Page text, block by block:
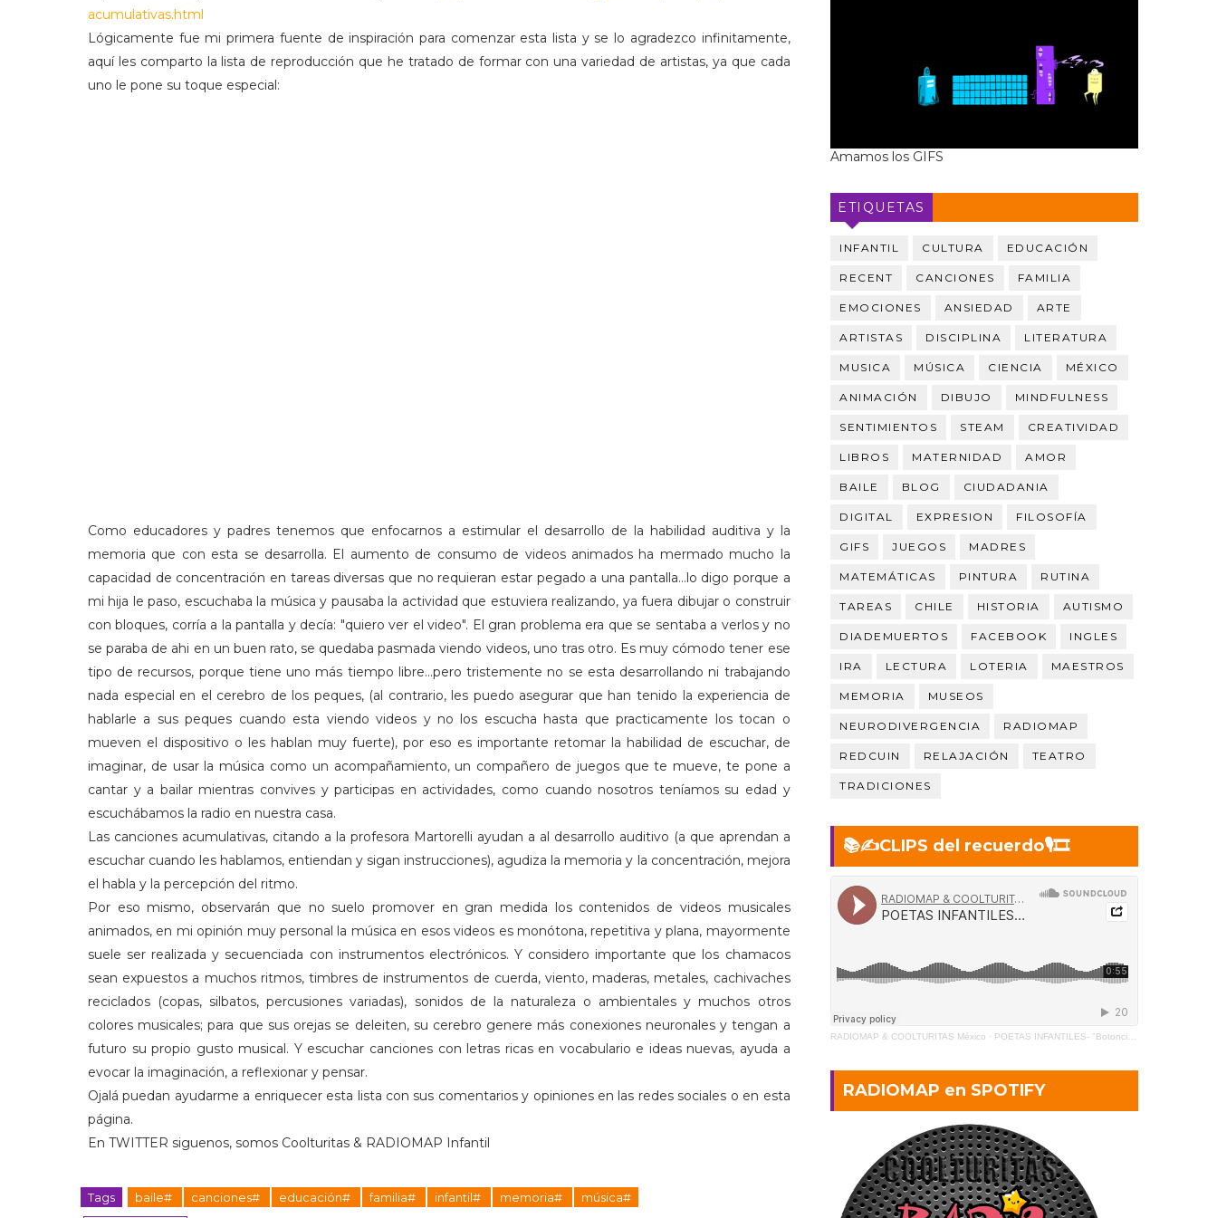
acumulativas.html
Lógicamente fue mi primera fuente de inspiración para comenzar esta lista y se lo agradezco infinitamente,
aquí les comparto la lista de reproducción que he tratado de formar con una variedad de artistas, ya que cada
uno le pone su toque especial:
Como educadores y padres tenemos que enfocarnos a estimular el desarrollo de la habilidad auditiva y la
memoria que con esta se desarrolla. El aumento de consumo de videos animados ha mermado mucho la
capacidad de concentración en tareas diversas que no requieran estar pegado a una pantalla...lo digo porque a
mi hija le paso, escuchaba la música y pausaba la actividad que estuviera realizando, ya fuera dibujar o construir
con bloques, corría a la pantalla y decía: "quiero ver el video". El gran problema era que se sentaba a verlos y no
se paraba de ahi en un buen rato, se quedaba pasmada viendo videos, uno tras otro. Es muy cómodo tener ese
tipo de recursos, porque tiene uno más tiempo libre...pero tristemente no se esta desarrollando ni trabajando
nada especial en el cerebro de los peques, (al contrario, les puedo asegurar que han tenido la experiencia de
hablarle a sus peques cuando esta viendo videos y no los escucha hasta que practicamente los tocan o
mueven el dispositivo o les hablan muy fuerte), por eso es importante retomar la habilidad de escuchar, de
imaginar, de usar la música como un acompañamiento, un compañero de juegos que te mueve, te pone a
cantar y a bailar mientras convives y participas en actividades, como cuando nosotros teníamos su edad y
escuchábamos la radio en nuestra casa.
Las canciones acumulativas, citando a la profesora Martorelli ayudan a al desarrollo auditivo (a que aprendan a
escuchar cuando les hablamos, entiendan y sigan instrucciones), agudiza la memoria y la concentración, mejora
el habla y la percepción del ritmo.
Por eso mismo, observarán que no suelo promover en gran medida los contenidos de videos musicales
animados, en mi opinión muy personal la música en esos videos es monótona, repetitiva y plana, mayormente
suele ser realizada y secuenciada con instrumentos electrónicos. Y considero importante que los chamacos
sean expuestos a muchos ritmos, timbres de instrumentos de cuerda, viento, maderas, metales, cachivaches
reciclados (copas, silbatos, percusiones variadas), sonidos de la naturaleza o ambientales y muchos otros
colores musicales; para que sus orejas se deleiten, su cerebro genere más conexiones neuronales y tengan a
futuro su propio gusto musical. Y escuchar canciones con letras ricas en vocabulario e ideas nuevas, ayuda a
evocar la imaginación, a reflexionar y pensar.
Ojalá puedan ayudarme a enriquecer esta lista con sus comentarios y opiniones en las redes sociales o en esta
página.
En TWITTER siguenos, somos Coolturitas & RADIOMAP Infantil
Tags baile# canciones# educación# familia# infantil# memoria# música#
Amamos los GIFS
ETIQUETAS
INFANTIL CULTURA EDUCACIÓN
RECENT CANCIONES FAMILIA
EMOCIONES ANSIEDAD ARTE
ARTISTAS DISCIPLINA LITERATURA
MUSICA MÚSICA CIENCIA MÉXICO
ANIMACIÓN DIBUJO MINDFULNESS
SENTIMIENTOS STEAM CREATIVIDAD
LIBROS MATERNIDAD AMOR
BAILE BLOG CIUDADANIA
DIGITAL EXPRESION FILOSOFÍA
GIFS JUEGOS MADRES
MATEMÁTICAS PINTURA RUTINA
TAREAS CHILE HISTORIA AUTISMO
DIADEMUERTOS FACEBOOK INGLES
IRA LECTURA LOTERIA MAESTROS
MEMORIA MUSEOS
NEURODIVERGENCIA RADIOMAP
REDCUIN RELAJACIÓN TEATRO
TRADICIONES
📚✍️CLIPS del recuerdo🎙️🎞
RADIOMAP & COOLTURITAS México · POETAS INFANTILES- "Botoncito" de Gabriela Mistral (2)
RADIOMAP en SPOTIFY